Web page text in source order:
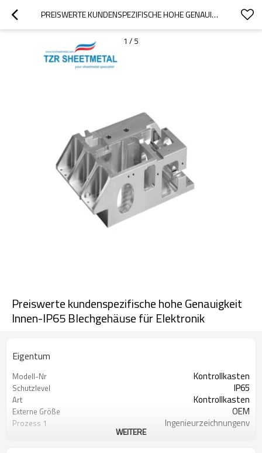
PREISWERTE KUNDENSPEZIFISCHE HOHE GENAUIGKEIT INNEN-IP65 BLECHGEHÄUSE FÜR ELEKTRONIK
1 / 5
Preiswerte kundenspezifische hohe Genauigkeit
Innen-IP65 Blechgehäuse für Elektronik
Eigentum
Modell-Nr Kontrollkasten
Schutzlevel IP65
Art Kontrollkasten
Externe Größe OEM
Prozess 1 Ingenieurzeichnungenv
WEITERE